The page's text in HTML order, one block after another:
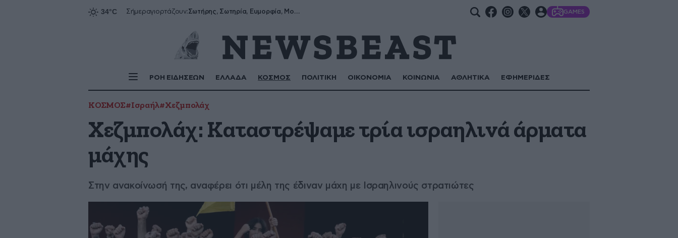
Σήμεραγιορτάζουν: Σωτήρης, Σωτηρία, Ευμορφία, Μορφούλα GAMES
ΡΟΗ ΕΙΔΗΣΕΩΝ ΕΛΛΑΔΑ ΚΟΣΜΟΣ ΠΟΛΙΤΙΚΗ ΟΙΚΟΝΟΜΙΑ ΚΟΙΝΩΝΙΑ ΑΘΛΗΤΙΚΑ ΕΦΗΜΕΡΙΔΕΣ
ΚΟΣΜΟΣ#Ισραήλ#Χεζμπολάχ
Χεζμπολάχ: Καταστρέψαμε τρία ισραηλινά άρματα
μάχης
Στην ανακοίνωσή της, αναφέρει ότι μέλη της έδιναν μάχη με Ισραηλινούς στρατιώτες